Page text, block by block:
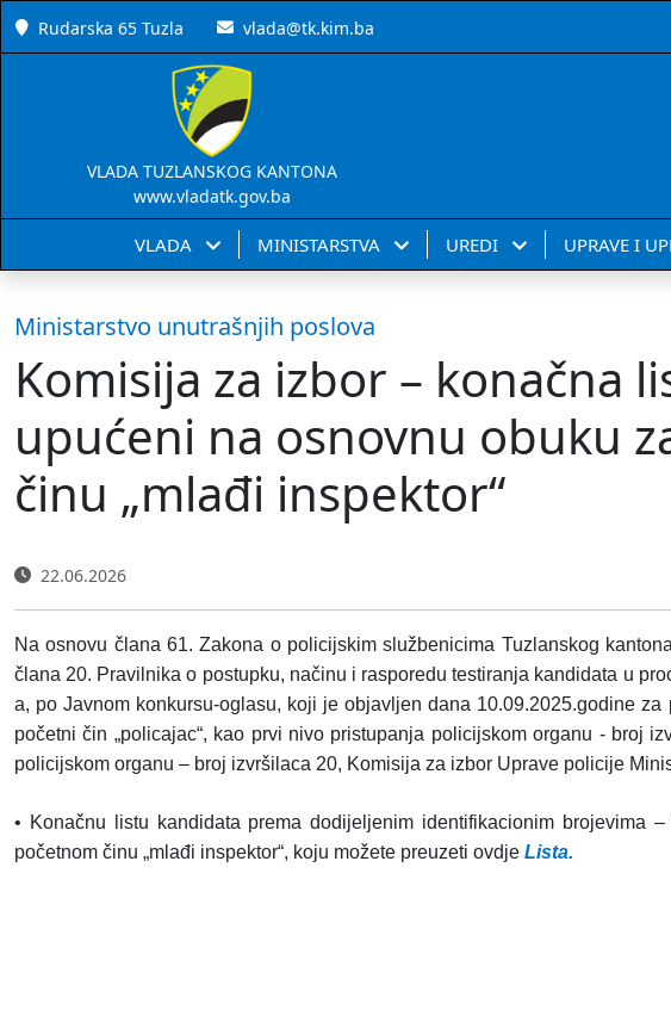
Rudarska 65 Tuzla vlada@tk.kim.ba
VLADA TUZLANSKOG KANTONA
www.vladatk.gov.ba
VLADA MINISTARSTVA UREDI UPRAVE I
Ministarstvo unutrašnjih poslova
Komisija za izbor – konačna
upućeni na osnovnu obuku
činu „mlađi inspektor“
22.06.2026
Na osnovu člana 61. Zakona o policijskim službenicima Tuzlanskog
člana 20. Pravilnika o postupku, načinu i rasporedu testiranja kandidata u
a, po Javnom konkursu-oglasu, koji je objavljen dana 10.09.2025.godine
početni čin „policajac“, kao prvi nivo pristupanja policijskom organu - broj
policijskom organu – broj izvršilaca 20, Komisija za izbor Uprave policije
• Konačnu listu kandidata prema dodijeljenim identifikacionim brojevima –
početnom činu „mlađi inspektor“, koju možete preuzeti ovdje Lista.